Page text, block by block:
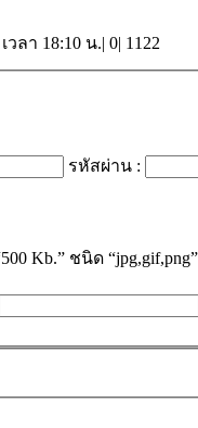
วลา 18:10 น.| 0| 1122
รหัสผ่าน :
Kb.” ชนิด